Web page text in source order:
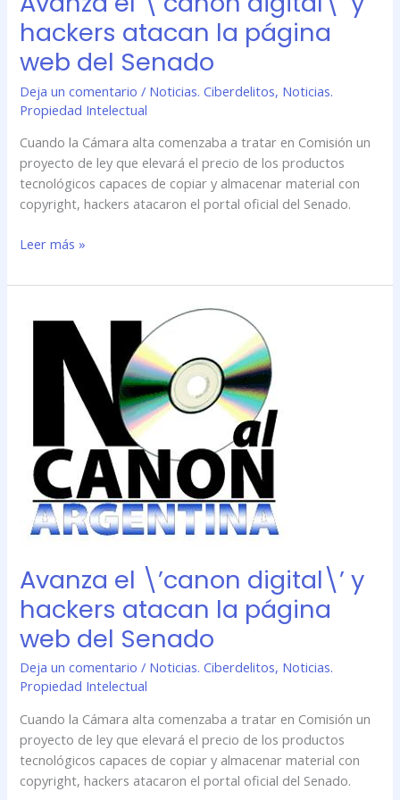
hackers atacan la página
web del Senado
Deja un comentario / Noticias. Ciberdelitos, Noticias.
Propiedad Intelectual
Cuando la Cámara alta comenzaba a tratar en Comisión un
proyecto de ley que elevará el precio de los productos
tecnológicos capaces de copiar y almacenar material con
copyright, hackers atacaron el portal oficial del Senado.
Leer más »
Avanza el \’canon digital\’ y
hackers atacan la página
web del Senado
Deja un comentario / Noticias. Ciberdelitos, Noticias.
Propiedad Intelectual
Cuando la Cámara alta comenzaba a tratar en Comisión un
proyecto de ley que elevará el precio de los productos
tecnológicos capaces de copiar y almacenar material con
copyright, hackers atacaron el portal oficial del Senado.
página
web
del
Senado